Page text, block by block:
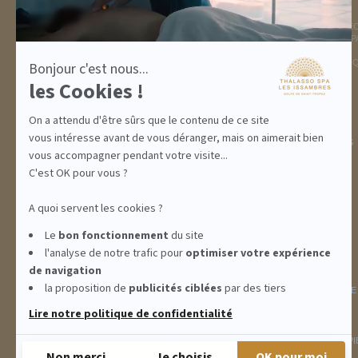
Bonjour c'est nous...
les Cookies !
On a attendu d'être sûrs que le contenu de ce site
vous intéresse avant de vous déranger, mais on aimerait bien
vous accompagner pendant votre visite...
C'est OK pour vous ?
A quoi servent les cookies ?
Le bon fonctionnement du site
l'analyse de notre trafic pour optimiservotre expérience
de navigation
la proposition de publicités ciblées par des tiers
Lire notre politique de confidentialité
DESTINATION
GOLFE DE ST TROPEZ
HÉBERGEMENTS
INCENTIVE
THALASSO SPA
LA THALASSO EN
CENTRE THALASSO
INFORMATIONS
ABONNEMENTS IDÉES CADEAUX PROMOS
INFORMATIONS CONDITIONS GÉNÉRALES
THALASSO SPA LES ISSAMBRES - RÉSIDENCE LES CALANQUES